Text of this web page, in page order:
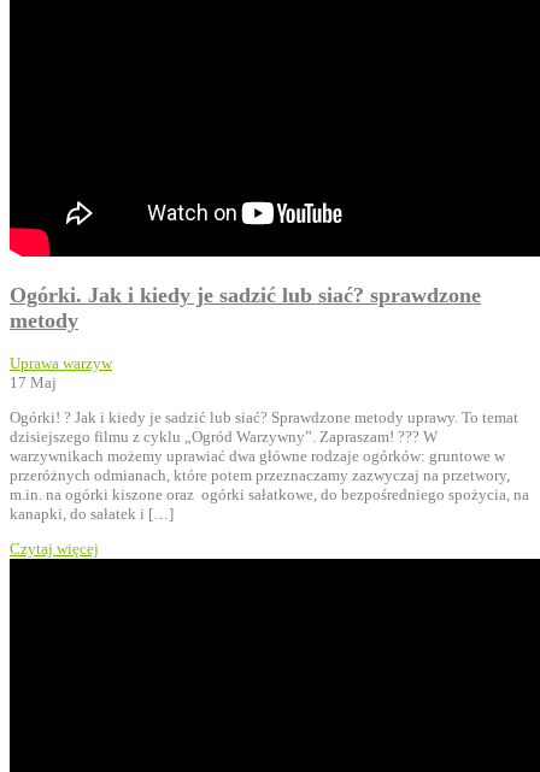
Ogórki. Jak i kiedy je sadzić lub siać? sprawdzone
metody
Uprawa warzyw
17 Maj
Ogórki! ? Jak i kiedy je sadzić lub siać? Sprawdzone metody uprawy. To temat
dzisiejszego filmu z cyklu „Ogród Warzywny”. Zapraszam! ??? W
warzywnikach możemy uprawiać dwa główne rodzaje ogórków: gruntowe w
przeróżnych odmianach, które potem przeznaczamy zazwyczaj na przetwory,
m.in. na ogórki kiszone oraz ogórki sałatkowe, do bezpośredniego spożycia, na
kanapki, do sałatek i […]
Czytaj więcej